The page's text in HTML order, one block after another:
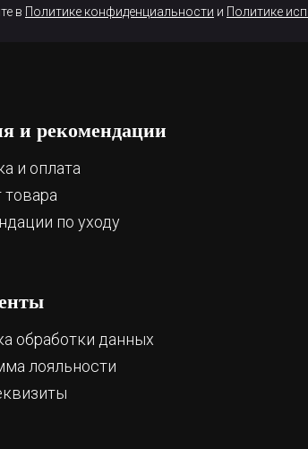
в Политике конфиденциальности и Политике
и рекомендации
и оплата
товара
по уходу
обработки данных
лояльности